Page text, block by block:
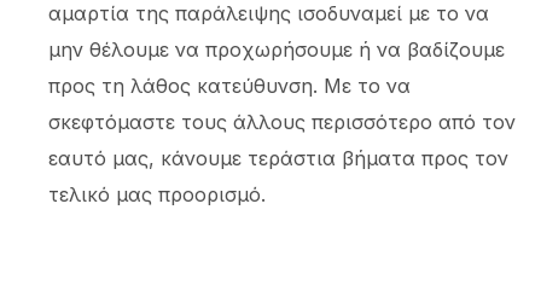
αμαρτία της παράλειψης ισοδυναμεί με το να
μην θέλουμε να προχωρήσουμε ή να βαδίζουμε
προς τη λάθος κατεύθυνση. Με το να
σκεφτόμαστε τους άλλους περισσότερο από τον
εαυτό μας, κάνουμε τεράστια βήματα προς τον
τελικό μας προορισμό.